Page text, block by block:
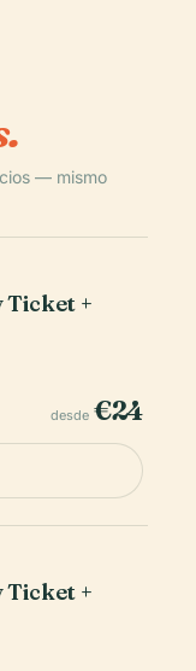
— mismo
Ticket +
desde €24
Ticket +